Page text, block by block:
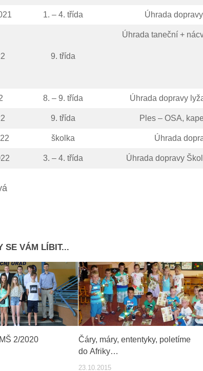
1. – 4. třída Úhrada
9. třída
Úhrada taneční +
8. – 9. třída Úhrada dopravy
9. třída Ples – OSA,
školka Úhrada
3. – 4. třída Úhrada dopravy
SE VÁM LÍBIT...
2/2020
Čáry, máry, ententyky, poletíme
do Afriky…
23.10.2015